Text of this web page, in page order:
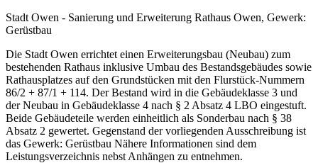
Stadt Owen - Sanierung und Erweiterung Rathaus Owen, Gewerk:
Gerüstbau
Die Stadt Owen errichtet einen Erweiterungsbau (Neubau) zum
bestehenden Rathaus inklusive Umbau des Bestandsgebäudes sowie
Rathausplatzes auf den Grundstücken mit den Flurstück-Nummern
86/2 + 87/1 + 114. Der Bestand wird in die Gebäudeklasse 3 und
der Neubau in Gebäudeklasse 4 nach § 2 Absatz 4 LBO eingestuft.
Beide Gebäudeteile werden einheitlich als Sonderbau nach § 38
Absatz 2 gewertet. Gegenstand der vorliegenden Ausschreibung ist
das Gewerk: Gerüstbau Nähere Informationen sind dem
Leistungsverzeichnis nebst Anhängen zu entnehmen.